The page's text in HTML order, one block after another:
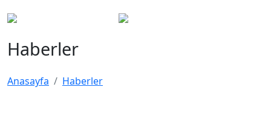
Haberler
Anasayfa Haberler